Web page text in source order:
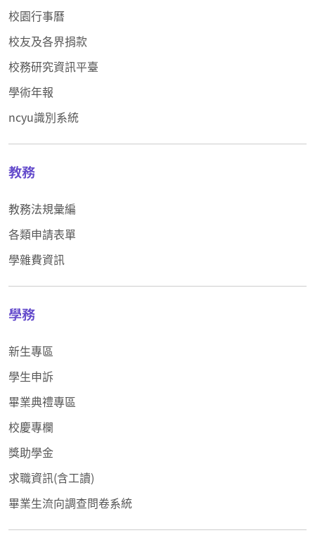
校園行事曆
校友及各界捐款
校務研究資訊平臺
學術年報
ncyu識別系統
教務
教務法規彙編
各類申請表單
學雜費資訊
學務
新生專區
學生申訴
畢業典禮專區
校慶專欄
獎助學金
求職資訊(含工讀)
畢業生流向調查問卷系統